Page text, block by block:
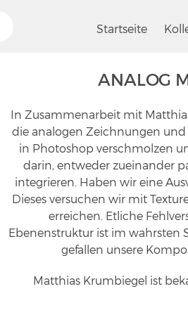
Startseite
ANALOG
In Zusammenarbeit mit
die analogen Zeichnungen
in Photoshop verschmolzen
darin, entweder zueinander
integrieren. Haben wir eine
Dieses versuchen wir mit
erreichen. Etliche
Ebenenstruktur ist im wahrsten
gefallen unsere
Matthias Krumbiegel ist